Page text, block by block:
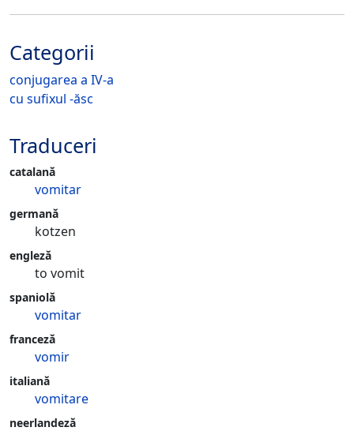
Categorii
conjugarea a IV-a
cu sufixul -ăsc
Traduceri
catalană
vomitar
germană
kotzen
engleză
to vomit
spaniolă
vomitar
franceză
vomir
italiană
vomitare
neerlandeză